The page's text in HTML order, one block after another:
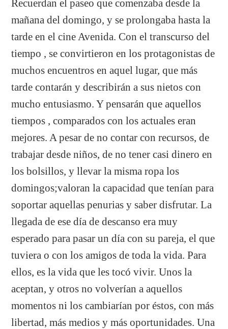
Recuerdan el paseo que comenzaba desde la
mañana del domingo, y se prolongaba hasta la
tarde en el cine Avenida. Con el transcurso del
tiempo , se convirtieron en los protagonistas de
muchos encuentros en aquel lugar, que más
tarde contarán y describirán a sus nietos con
mucho entusiasmo. Y pensarán que aquellos
tiempos , comparados con los actuales eran
mejores. A pesar de no contar con recursos, de
trabajar desde niños, de no tener casi dinero en
los bolsillos, y llevar la misma ropa los
domingos;valoran la capacidad que tenían para
soportar aquellas penurias y saber disfrutar. La
llegada de ese día de descanso era muy
esperado para pasar un día con su pareja, el que
tuviera o con los amigos de toda la vida. Para
ellos, es la vida que les tocó vivir. Unos la
aceptan, y otros no volverían a aquellos
momentos ni los cambiarían por éstos, con más
libertad, más medios y más oportunidades. Una